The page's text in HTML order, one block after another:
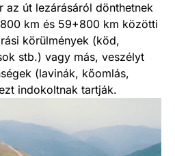
az út lezárásáról dönthetnek
km és 59+800 km közötti
körülmények (köd,
stb.) vagy más, veszélyt
(lavinák, kőomlás,
indokoltnak tartják.